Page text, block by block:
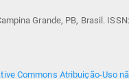
Grande, PB, Brasil.
Commons Atribuição-Uso